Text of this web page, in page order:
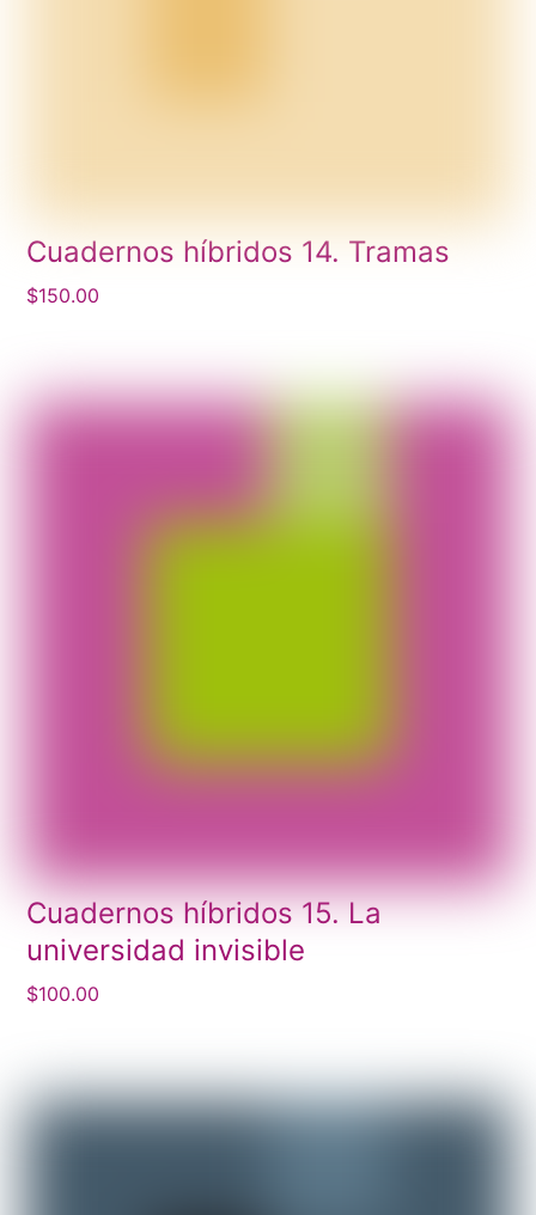
Cuadernos híbridos 14. Tramas
$150.00
Cuadernos híbridos 15. La
universidad invisible
$100.00